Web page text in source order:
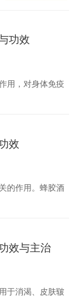
功效
用，对身体免疫
效
的作用。蜂胶酒
效与主治
于消渴、皮肤皲